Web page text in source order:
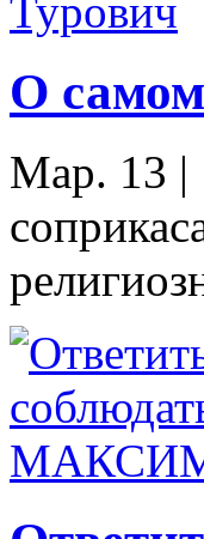
О
Мар. 13 |